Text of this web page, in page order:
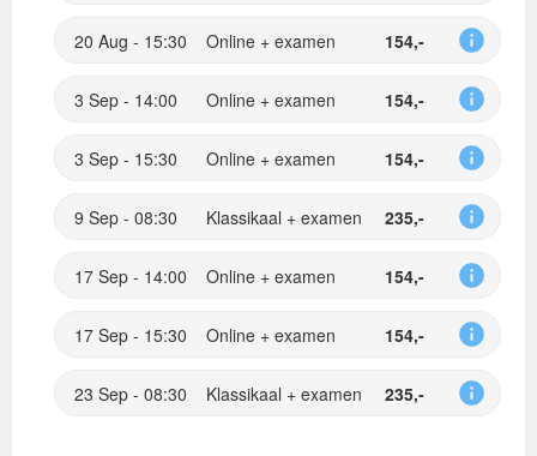
20 Aug - 15:30 Online + examen 154,-
3 Sep - 14:00 Online + examen 154,-
3 Sep - 15:30 Online + examen 154,-
9 Sep - 08:30 Klassikaal + examen 235,-
17 Sep - 14:00 Online + examen 154,-
17 Sep - 15:30 Online + examen 154,-
23 Sep - 08:30 Klassikaal + examen 235,-